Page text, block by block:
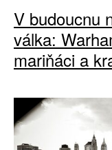
V budoucnu
válka:
mariňáci a